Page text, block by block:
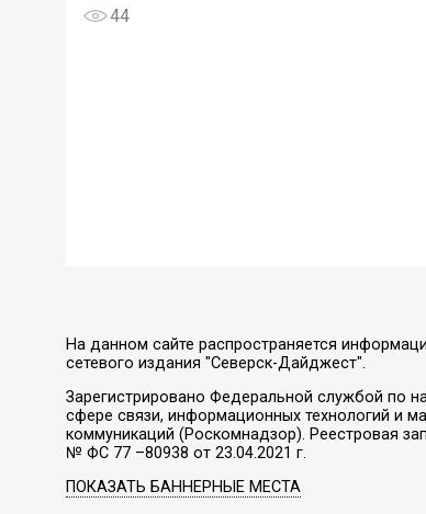
44
На данном сайте распространяется
сетевого издания "Северск-Дайджест".
Зарегистрировано Федеральной службой по
сфере связи, информационных технологий и
коммуникаций (Роскомнадзор). Реестровая
№ ФС 77 –80938 от 23.04.2021 г.
ПОКАЗАТЬ БАННЕРНЫЕ МЕСТА